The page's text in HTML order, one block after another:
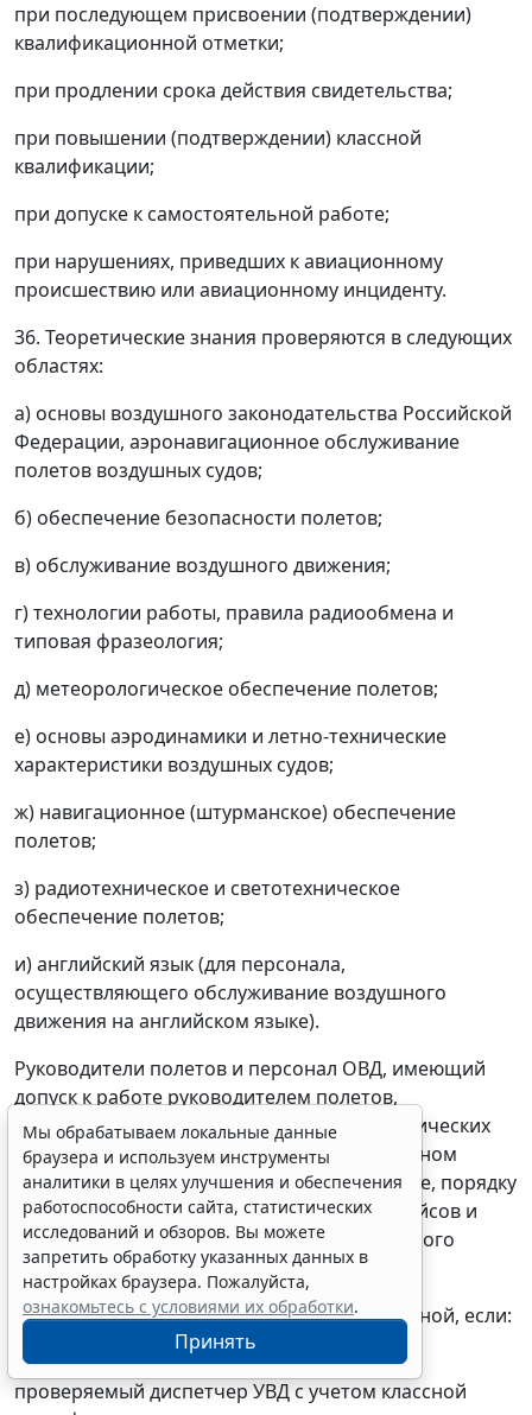
при последующем присвоении (подтверждении)
квалификационной отметки;
при продлении срока действия свидетельства;
при повышении (подтверждении) классной
квалификации;
при допуске к самостоятельной работе;
при нарушениях, приведших к авиационному
происшествию или авиационному инциденту.
36. Теоретические знания проверяются в следующих
областях:
а) основы воздушного законодательства Российской
Федерации, аэронавигационное обслуживание
полетов воздушных судов;
б) обеспечение безопасности полетов;
в) обслуживание воздушного движения;
г) технологии работы, правила радиообмена и
типовая фразеология;
д) метеорологическое обеспечение полетов;
е) основы аэродинамики и летно-технические
характеристики воздушных судов;
ж) навигационное (штурманское) обеспечение
полетов;
з) радиотехническое и светотехническое
обеспечение полетов;
и) английский язык (для персонала,
осуществляющего обслуживание воздушного
движения на английском языке).
Руководители полетов и персонал ОВД, имеющий
допуск к работе руководителем полетов,
дополнительно проходят проверку теоретических
знаний по порядку действий при авиационном
происшествии или авиационном инциденте, порядку
обеспечения и обслуживания литерных рейсов и
порядку использования средств объективного
контроля.
37. Проверка считается успешно завершенной, если:
при контрольном тестировании на ЭВМ
проверяемый диспетчер УВД с учетом классной
Мы обрабатываем локальные данные
браузера и используем инструменты
аналитики в целях улучшения и обеспечения
работоспособности сайта, статистических
исследований и обзоров. Вы можете
запретить обработку указанных данных в
настройках браузера. Пожалуйста,
ознакомьтесь с условиями их обработки.
Принять